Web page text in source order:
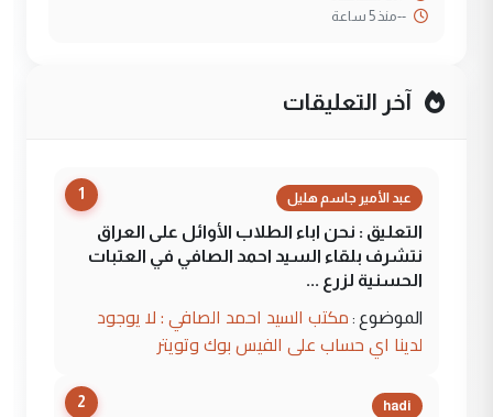
--منذ 5 ساعة
آخر التعليقات
1 عبد الأمير جاسم هليل
التعليق : نحن اباء الطلاب الأوائل على العراق
نتشرف بلقاء السيد احمد الصافي في العتبات
الحسنية لزرع ...
الموضوع : مكتب السيد احمد الصافي : لا يوجود
لدينا اي حساب على الفيس بوك وتويتر
2 hadi